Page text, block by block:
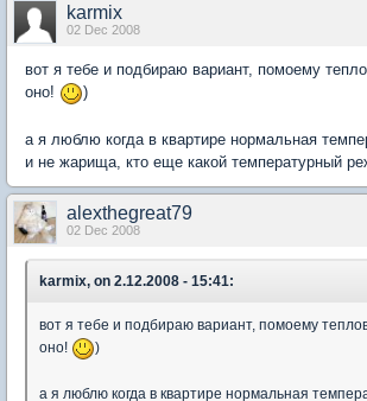
karmix
02 Dec 2008
вот я тебе и подбираю вариант, помоему
оно!
)
а я люблю когда в квартире нормальная
и не жарища, кто еще какой температурный
alexthegreat79
02 Dec 2008
karmix, on 2.12.2008 - 15:41:
вот я тебе и подбираю вариант, помоему
оно!
)
а я люблю когда в квартире нормальная